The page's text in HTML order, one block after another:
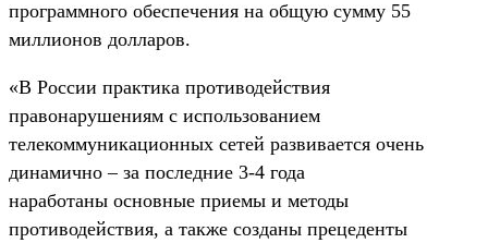
программного обеспечения на общую сумму 55
миллионов долларов.
«В России практика противодействия
правонарушениям с использованием
телекоммуникационных сетей развивается очень
динамично – за последние 3-4 года
наработаны основные приемы и методы
противодействия, а также созданы прецеденты